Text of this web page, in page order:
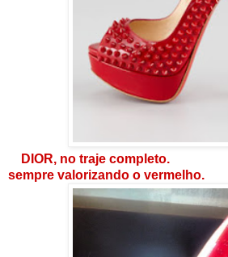
DIOR, no traje completo.
sempre valorizando o vermelho.